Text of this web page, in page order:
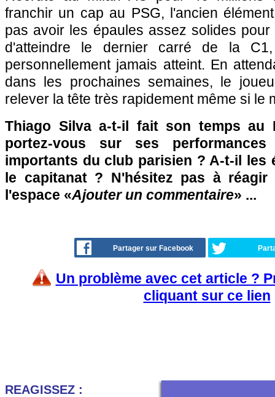
franchir un cap au PSG, l'ancien
pas avoir les épaules assez solides
d'atteindre le dernier carré de la
personnellement jamais atteint. En
dans les prochaines semaines, le
relever la tête très rapidement même si le
Thiago Silva a-t-il fait son temps au
portez-vous sur ses
importants du club parisien ? A-t-il les
le capitanat ? N'hésitez pas à
l'espace «Ajouter un commentaire» ...
Partager sur Facebook
Un problème avec cet article ?
cliquant sur ce lien
REAGISSEZ :